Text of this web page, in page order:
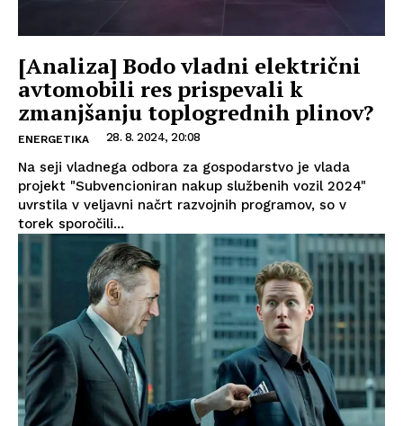
[Analiza] Bodo vladni električni
avtomobili res prispevali k
zmanjšanju toplogrednih plinov?
ENERGETIKA 28. 8. 2024, 20:08
Na seji vladnega odbora za gospodarstvo je vlada
projekt "Subvencioniran nakup službenih vozil 2024"
uvrstila v veljavni načrt razvojnih programov, so v
torek sporočili...